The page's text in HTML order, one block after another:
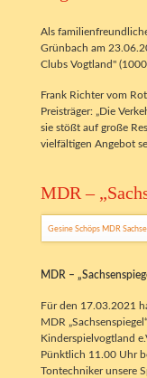
Als
Grünbach am
Clubs Vogtland" (1000
Frank Richter vom
Preisträger: „Die
sie stößt auf große
vielfältigen Angebot
MDR –
Gesine Schöps MDR
MDR –
Für den 17.03.2021
MDR
Kinderspielvogtland
Pünktlich 11.00 Uhr
Tontechniker unsere